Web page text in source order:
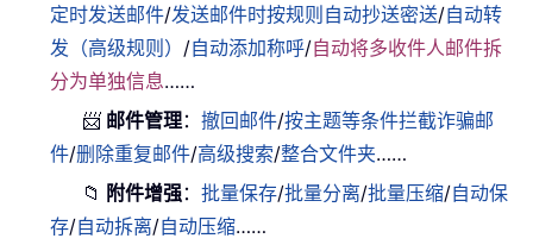
定时发送邮件/发送邮件时按规则自动抄送密送/自动转
发（高级规则） /自动添加称呼/自动将多收件人邮件拆
分为单独信息……
📨 邮件管理：撤回邮件/按主题等条件拦截诈骗邮
件/删除重复邮件/高级搜索/整合文件夹……
📁 附件增强：批量保存/批量分离/批量压缩/自动保
存/自动拆离/自动压缩……